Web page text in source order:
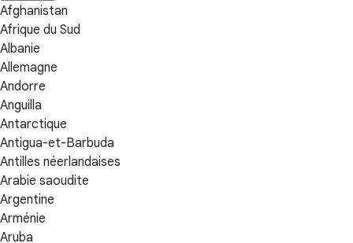
Afghanistan
Afrique du Sud
Albanie
Allemagne
Andorre
Anguilla
Antarctique
Antigua-et-Barbuda
Antilles néerlandaises
Arabie saoudite
Argentine
Arménie
Aruba